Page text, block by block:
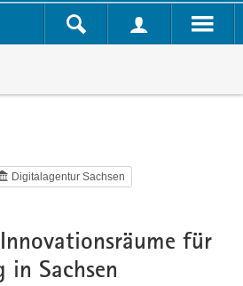
Digitalagentur Sachsen
für
in Sachsen